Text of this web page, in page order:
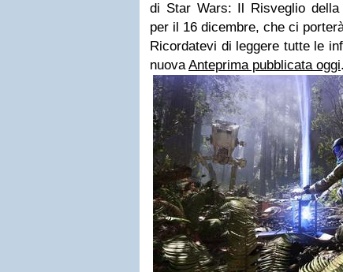
di Star Wars: Il Risveglio
per il 16 dicembre, che ci
Ricordatevi di leggere tutte le
nuovaAnteprima pubblicata oggi.